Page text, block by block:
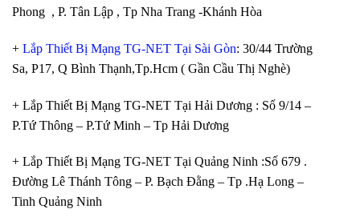
Phong , P. Tân Lập , Tp Nha Trang -Khánh Hòa
+ Lắp Thiết Bị Mạng TG-NET Tại Sài Gòn: 30/44 Trường
Sa, P17, Q Bình Thạnh,Tp.Hcm ( Gần Cầu Thị Nghè)
+ Lắp Thiết Bị Mạng TG-NET Tại Hải Dương : Số 9/14 –
P.Tứ Thông – P.Tứ Minh – Tp Hải Dương
+ Lắp Thiết Bị Mạng TG-NET Tại Quảng Ninh :Số 679 .
Đường Lê Thánh Tông – P. Bạch Đằng – Tp .Hạ Long –
Tinh Quảng Ninh